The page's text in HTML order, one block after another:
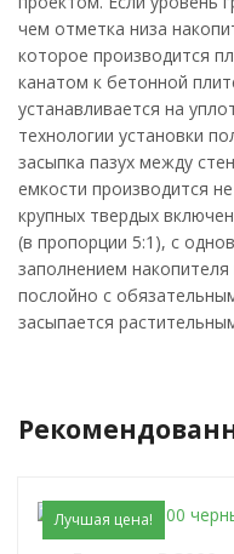
чем отметка низа
которое производится
канатом к бетонной
устанавливается на
технологии установки
засыпка пазух между
емкости производится
крупных твердых
(в пропорции 5:1), с
заполнением
послойно с
засыпается
Лучшая цена!